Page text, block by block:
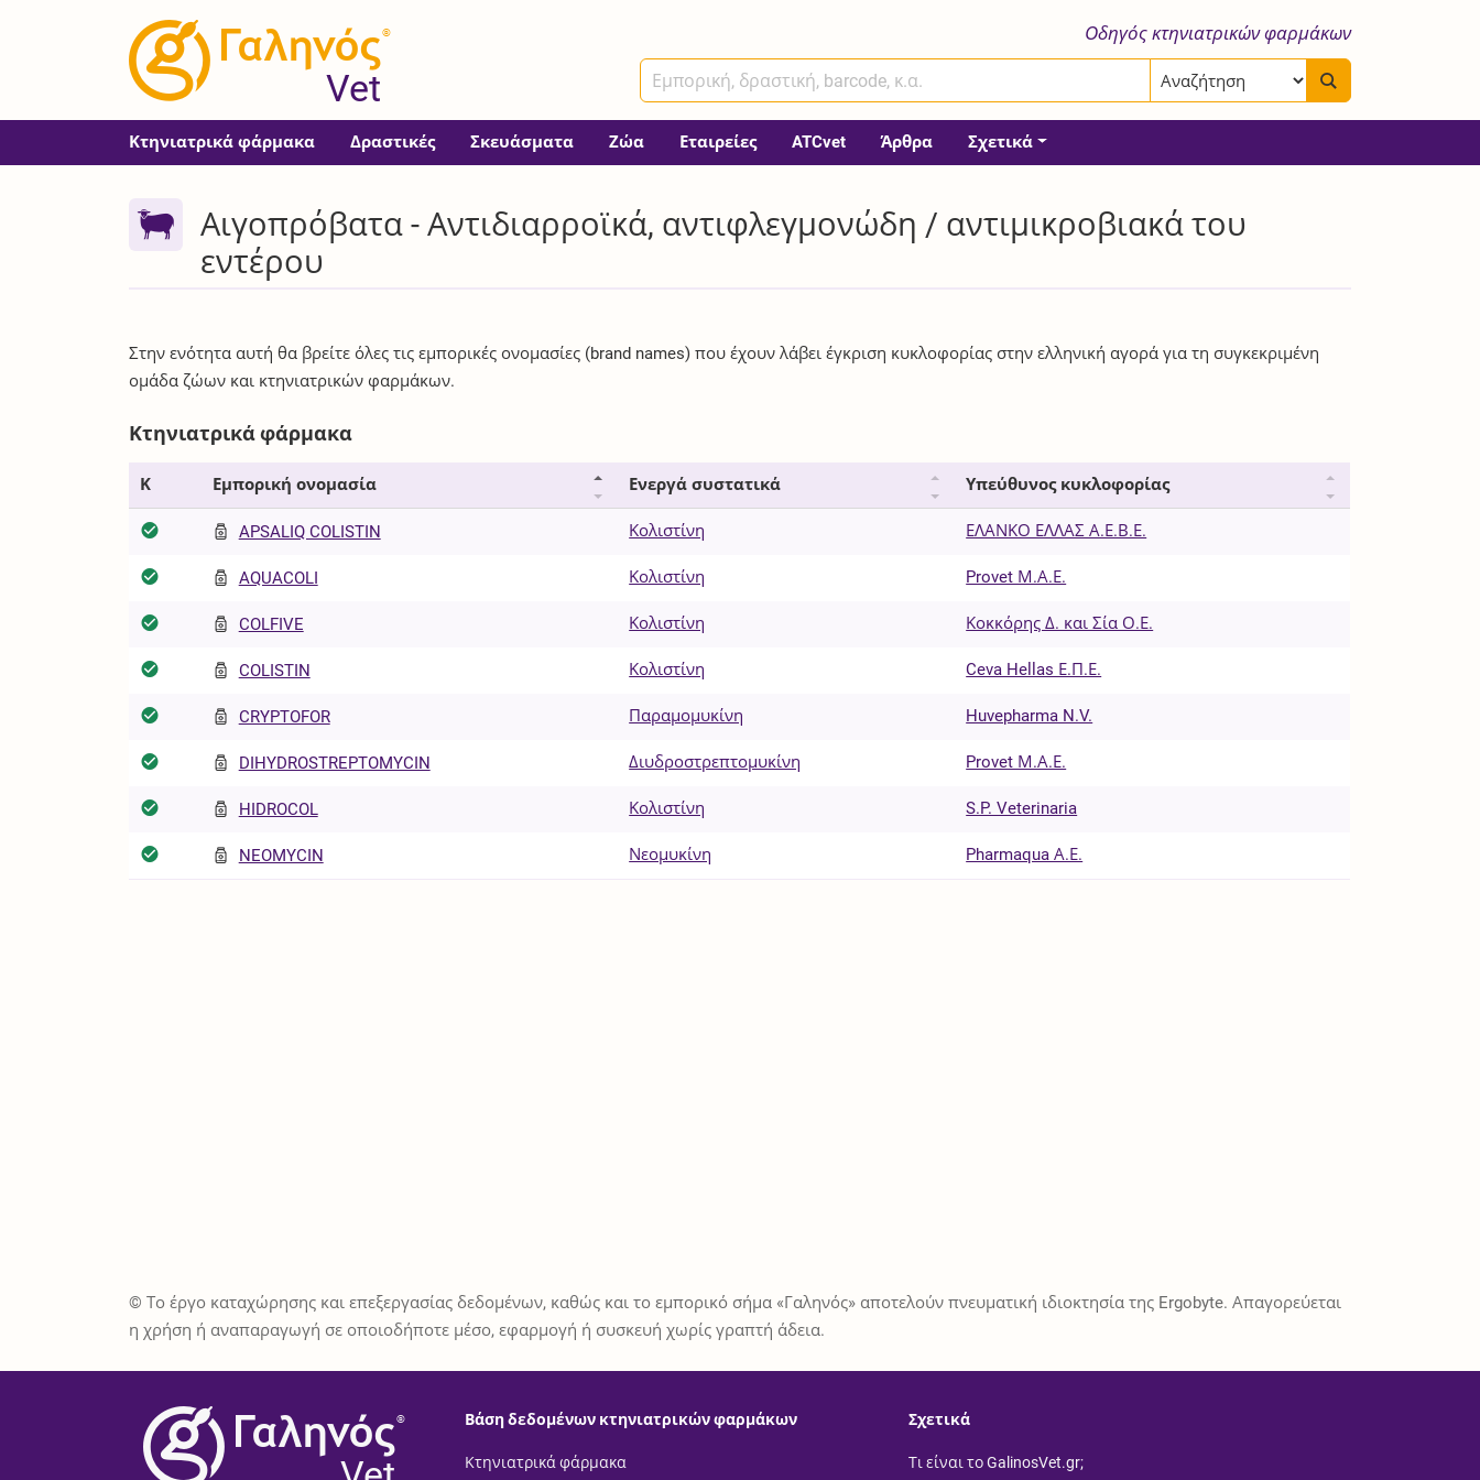
®
Vet
Οδηγός κτηνιατρικών φαρμάκων
Κτηνιατρικά φάρμακα Δραστικές Σκευάσματα Ζώα Εταιρείες ATCvet Άρθρα Σχετικά
Αιγοπρόβατα - Αντιδιαρροϊκά, αντιφλεγμονώδη / αντιμικροβιακά του
εντέρου
Στην ενότητα αυτή θα βρείτε όλες τις εμπορικές ονομασίες (brand names) που έχουν λάβει έγκριση κυκλοφορίας στην ελληνική αγορά για τη συγκεκριμένη
ομάδα ζώων και κτηνιατρικών φαρμάκων.
Κτηνιατρικά φάρμακα
Κ Εμπορική ονομασία Ενεργά συστατικά Υπεύθυνος κυκλοφορίας
APSALIQ COLISTIN Κολιστίνη ΕΛΑΝΚΟ ΕΛΛΑΣ Α.Ε.Β.Ε.
AQUACOLI Κολιστίνη Provet Μ.Α.Ε.
COLFIVE Κολιστίνη Κοκκόρης Δ. και Σία Ο.Ε.
COLISTIN Κολιστίνη Ceva Hellas Ε.Π.Ε.
CRYPTOFOR Παραμομυκίνη Huvepharma N.V.
DIHYDROSTREPTOMYCIN Διυδροστρεπτομυκίνη Provet Μ.Α.Ε.
HIDROCOL Κολιστίνη S.P. Veterinaria
NEOMYCIN Νεομυκίνη Pharmaqua Α.Ε.
© Το έργο καταχώρησης και επεξεργασίας δεδομένων, καθώς και το εμπορικό σήμα «Γαληνός» αποτελούν πνευματική ιδιοκτησία της Ergobyte. Απαγορεύεται
η χρήση ή αναπαραγωγή σε οποιοδήποτε μέσο, εφαρμογή ή συσκευή χωρίς γραπτή άδεια.
® Βάση δεδομένων κτηνιατρικών φαρμάκων
Κτηνιατρικά φάρμακα
Σχετικά
Τι είναι το GalinosVet.gr;